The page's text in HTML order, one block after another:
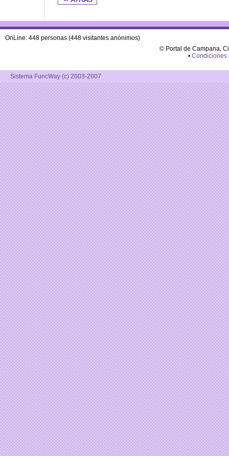
OnLine: 448 personas (448 visitantes anónimos)
© Portal de Campana,
• Condiciones
Sistema FuncWay (c) 2003-2007